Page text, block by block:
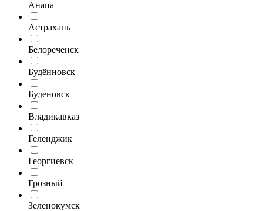
Анапа
Астрахань
Белореченск
Будённовск
Буденовск
Владикавказ
Геленджик
Георгиевск
Грозный
Зеленокумск